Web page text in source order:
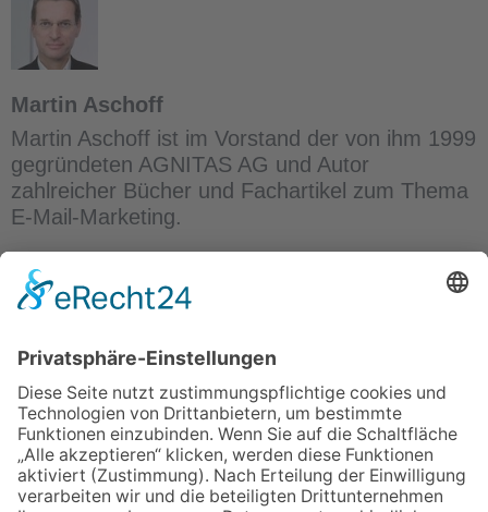
Martin Aschoff
Martin Aschoff ist im Vorstand der von ihm 1999
gegründeten AGNITAS AG und Autor
zahlreicher Bücher und Fachartikel zum Thema
E-Mail-Marketing.
KI-Trends
ÜBER UNS
ANMELDEN